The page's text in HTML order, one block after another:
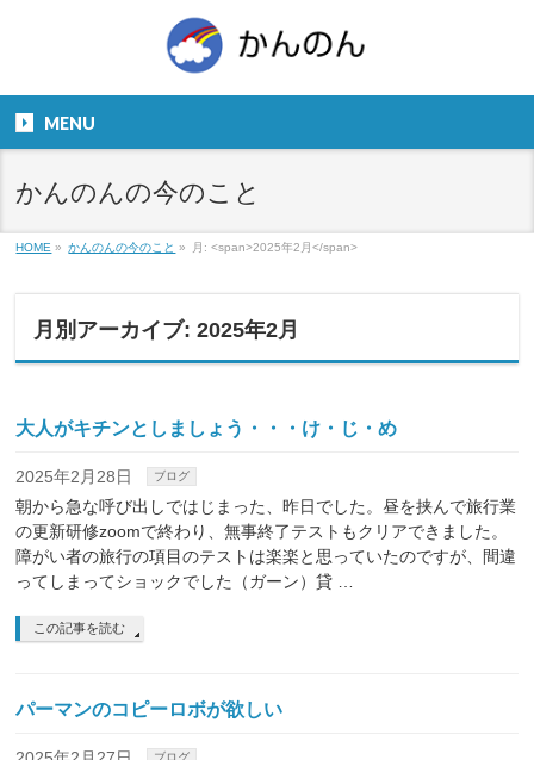
９：００～１８：００
MENU
かんのんの今のこと
HOME » かんのんの今のこと » 月: <span>2025年2月</span>
月別アーカイブ: 2025年2月
大人がキチンとしましょう・・・け・じ・め
2025年2月28日 ブログ
朝から急な呼び出しではじまった、昨日でした。昼を挟んで旅行業
の更新研修zoomで終わり、無事終了テストもクリアできました。
障がい者の旅行の項目のテストは楽楽と思っていたのですが、間違
ってしまってショックでした（ガーン）貸 …
この記事を読む
パーマンのコピーロボが欲しい
ブログ